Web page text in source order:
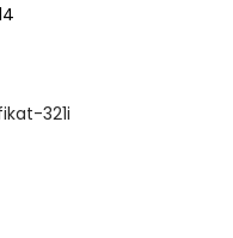
Alpha-Arbutin